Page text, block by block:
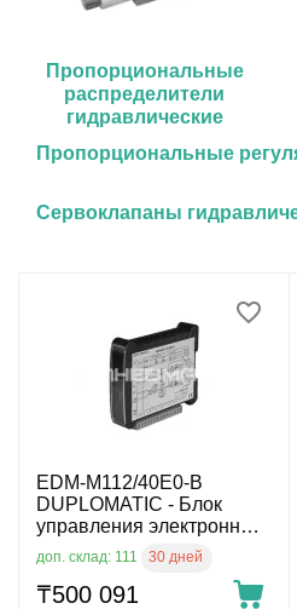
Пропорциональные
распределители
гидравлические
Пропорциональные
Сервоклапаны
EDM-M112/40E0-B
DUPLOMATIC - Блок
управления электронный
для пропорционнальных
распределителей
доп. склад: 111 30 дней
₸500 091